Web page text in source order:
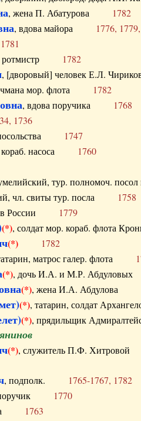
, жена П. Абатурова 1782
, вдова майора 1776,
1781
ротмистр 1782
, [дворовый] человек Е.Л.
мор. флота 1782
, вдова поручика 1768
1736
1747
кораб. насоса 1760
тур. полномоч.
чл. свиты тур. посла 1758
в России 1779
(*), солдат мор. кораб. флота
(*) 1782
матрос галер. флота
(*), дочь И.А. и М.Р.
(*), жена И.А. Абдулова
(*), татарин, солдат
(*), прядильщик
(*), служитель П.Ф.
, подполк. 1765-1767, 1782
поручик 1770
1763